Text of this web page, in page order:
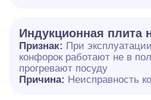
Индукционная плита
Признак: При
конфорок работают не в
прогревают посуду
Причина: Неисправность